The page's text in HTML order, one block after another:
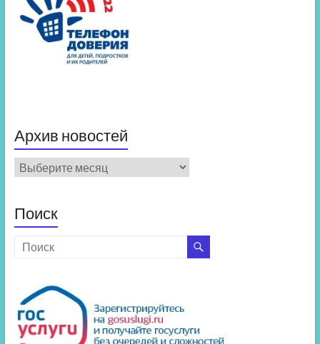
Архив новостей
Архив
новостей
Поиск